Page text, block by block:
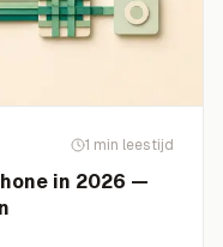
1 min leestijd
in 2026 —